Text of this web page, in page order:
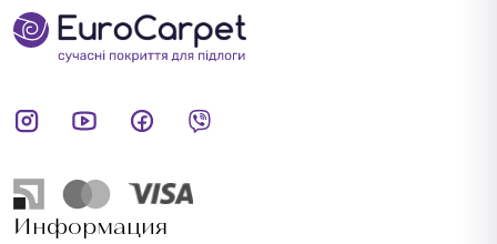
Информация